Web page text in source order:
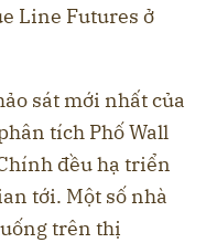
Line Futures ở
sát mới nhất của
tích Phố Wall
đều hạ triển
tới. Một số nhà
trên thị